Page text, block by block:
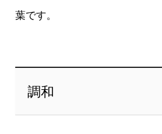
葉です。
調和